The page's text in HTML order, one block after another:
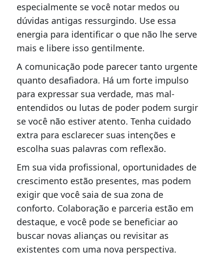
especialmente se você notar medos ou
dúvidas antigas ressurgindo. Use essa
energia para identificar o que não lhe serve
mais e libere isso gentilmente.
A comunicação pode parecer tanto urgente
quanto desafiadora. Há um forte impulso
para expressar sua verdade, mas mal-
entendidos ou lutas de poder podem surgir
se você não estiver atento. Tenha cuidado
extra para esclarecer suas intenções e
escolha suas palavras com reflexão.
Em sua vida profissional, oportunidades de
crescimento estão presentes, mas podem
exigir que você saia de sua zona de
conforto. Colaboração e parceria estão em
destaque, e você pode se beneficiar ao
buscar novas alianças ou revisitar as
existentes com uma nova perspectiva.